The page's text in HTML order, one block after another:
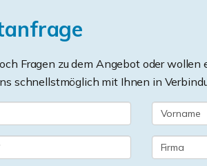
Fragen zu dem Angebot oder
schnellstmöglich mit Ihnen in